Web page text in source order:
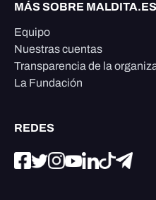
MÁS SOBRE MALDITA.ES
Equipo
Nuestras cuentas
Transparencia de la
La Fundación
REDES